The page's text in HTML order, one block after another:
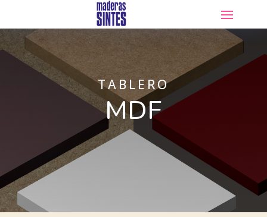
TABLERO
MDF